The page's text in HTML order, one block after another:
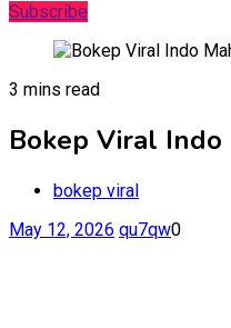
Subscribe
3 mins read
Bokep Viral Indo
bokep viral
May 12, 2026 qu7qw0